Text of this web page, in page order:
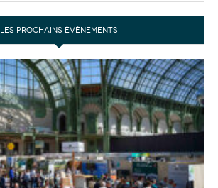
LES PROCHAINS ÉVÉNEMENTS